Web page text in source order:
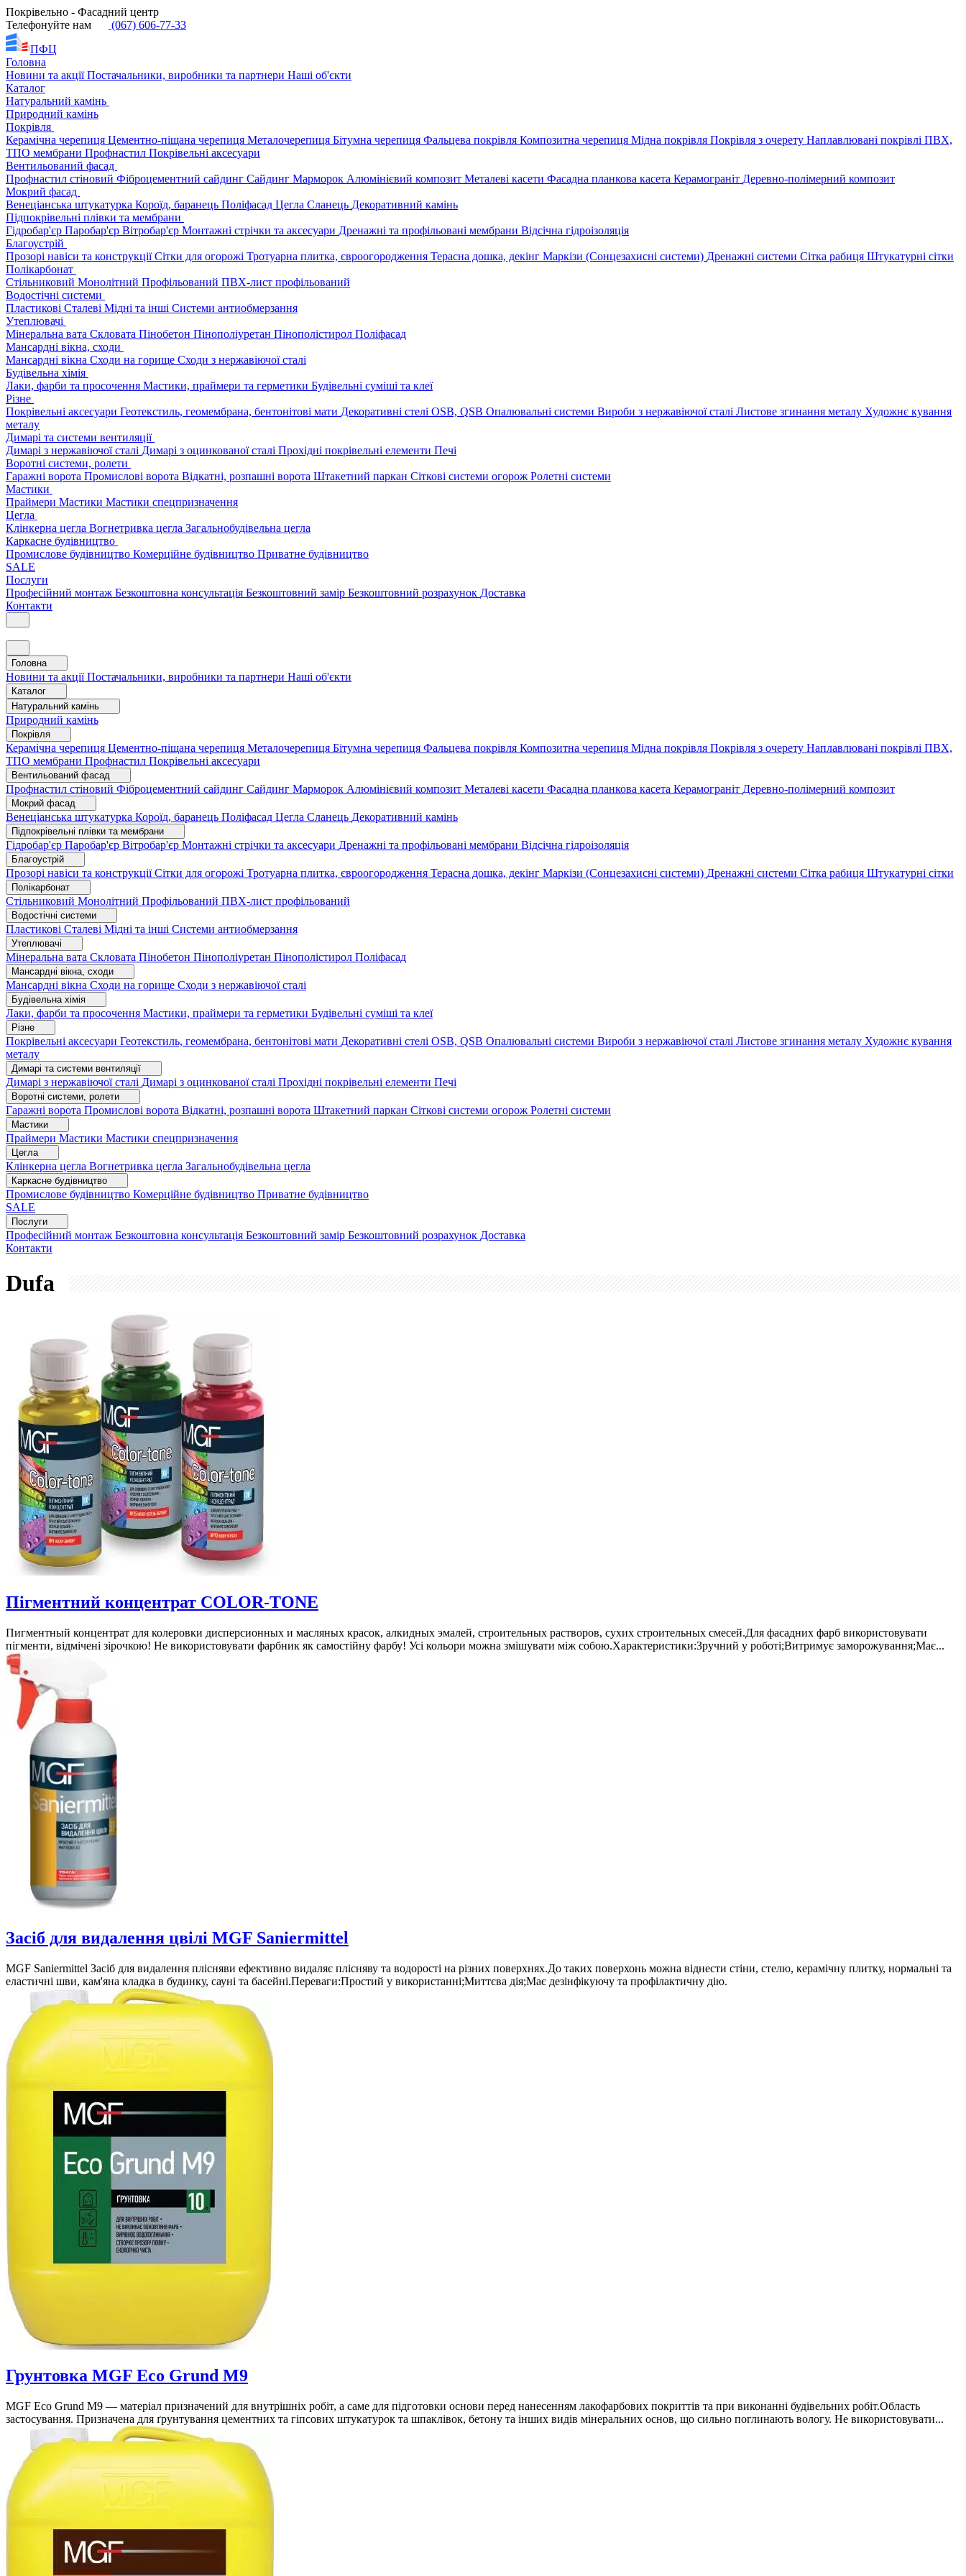
Покрівельно - Фасадний центр
Телефонуйте нам
(067) 606-77-33
ПФЦ
Головна
Новини та акціїПостачальники, виробники та партнери Наші об'єкти
Каталог
Натуральний камінь
Природний камінь
Покрівля
Керамічна черепиця Цементно-піщана черепиця Металочерепиця Бітумна черепиця Фальцева покрівля Композитна черепиця Мідна покрівля Покрівля з очерету Наплавлювані покрівлі ПВХ,
ТПО мембрани Профнастил Покрівельні аксесуари
Вентильований фасад
Профнастил стіновий Фіброцементний сайдинг Сайдинг Марморок Алюмінієвий композит Металеві касети Фасадна планкова касета Керамограніт Деревно-полімерний композит
Мокрий фасад
Венеціанська штукатурка Короїд, баранець Поліфасад Цегла Сланець Декоративний камінь
Підпокрівельні плівки та мембрани
Гідробар'єр Паробар'єр Вітробар'єр Монтажні стрічки та аксесуари Дренажні та профільовані мембрани Відсічна гідроізоляція
Благоустрій
Прозорі навіси та конструкціїСітки для огорожі Тротуарна плитка, євроогородження Терасна дошка, декінг Маркізи (Сонцезахисні системи) Дренажні системи Сітка рабиця Штукатурні сітки
Полікарбонат
Стільниковий Монолітний Профільований ПВХ-лист профільований
Водостічні системи
Пластикові Сталеві Мідні та інші Системи антиобмерзання
Утеплювачі
Мінеральна вата Скловата Пінобетон Пінополіуретан Пінополістирол Поліфасад
Мансардні вікна, сходи
Мансардні вікна Сходи на горище Сходи з нержавіючої сталі
Будівельна хімія
Лаки, фарби та просочення Мастики, праймери та герметики Будівельні суміші та клеї
Різне
Покрівельні аксесуари Геотекстиль, геомембрана, бентонітові мати Декоративні стелі OSB, QSB Опалювальні системи Вироби з нержавіючої сталі Листове згинання металу Художнє кування
металу
Димарі та системи вентиляції
Димарі з нержавіючої сталі Димарі з оцинкованої сталі Прохідні покрівельні елементи Печі
Воротні системи, ролети
Гаражні ворота Промислові ворота Відкатні, розпашні ворота Штакетний паркан Сіткові системи огорож Ролетні системи
Мастики
Праймери Мастики Мастики спецпризначення
Цегла
Клінкерна цегла Вогнетривка цегла Загальнобудівельна цегла
Каркасне будівництво
Промислове будівництво Комерційне будівництво Приватне будівництво
SALE
Послуги
Професійний монтаж Безкоштовна консультація Безкоштовний замір Безкоштовний розрахунок Доставка
Контакти
Головна
Новини та акціїПостачальники, виробники та партнери Наші об'єкти
Каталог
Натуральний камінь
Природний камінь
Покрівля
Керамічна черепиця Цементно-піщана черепиця Металочерепиця Бітумна черепиця Фальцева покрівля Композитна черепиця Мідна покрівля Покрівля з очерету Наплавлювані покрівлі ПВХ,
ТПО мембрани Профнастил Покрівельні аксесуари
Вентильований фасад
Профнастил стіновий Фіброцементний сайдинг Сайдинг Марморок Алюмінієвий композит Металеві касети Фасадна планкова касета Керамограніт Деревно-полімерний композит
Мокрий фасад
Венеціанська штукатурка Короїд, баранець Поліфасад Цегла Сланець Декоративний камінь
Підпокрівельні плівки та мембрани
Гідробар'єр Паробар'єр Вітробар'єр Монтажні стрічки та аксесуари Дренажні та профільовані мембрани Відсічна гідроізоляція
Благоустрій
Прозорі навіси та конструкціїСітки для огорожі Тротуарна плитка, євроогородження Терасна дошка, декінг Маркізи (Сонцезахисні системи) Дренажні системи Сітка рабиця Штукатурні сітки
Полікарбонат
Стільниковий Монолітний Профільований ПВХ-лист профільований
Водостічні системи
Пластикові Сталеві Мідні та інші Системи антиобмерзання
Утеплювачі
Мінеральна вата Скловата Пінобетон Пінополіуретан Пінополістирол Поліфасад
Мансардні вікна, сходи
Мансардні вікна Сходи на горище Сходи з нержавіючої сталі
Будівельна хімія
Лаки, фарби та просочення Мастики, праймери та герметики Будівельні суміші та клеї
Різне
Покрівельні аксесуари Геотекстиль, геомембрана, бентонітові мати Декоративні стелі OSB, QSB Опалювальні системи Вироби з нержавіючої сталі Листове згинання металу Художнє кування
металу
Димарі та системи вентиляції
Димарі з нержавіючої сталі Димарі з оцинкованої сталі Прохідні покрівельні елементи Печі
Воротні системи, ролети
Гаражні ворота Промислові ворота Відкатні, розпашні ворота Штакетний паркан Сіткові системи огорож Ролетні системи
Мастики
Праймери Мастики Мастики спецпризначення
Цегла
Клінкерна цегла Вогнетривка цегла Загальнобудівельна цегла
Каркасне будівництво
Промислове будівництво Комерційне будівництво Приватне будівництво
SALE
Послуги
Професійний монтаж Безкоштовна консультація Безкоштовний замір Безкоштовний розрахунок Доставка
Контакти
Dufa
Пігментний концентрат COLOR-TONE
Пигментный концентрат для колеровки дисперсионных и масляных красок, алкидных эмалей, строительных растворов, сухих строительных смесей.Для фасадних фарб використовувати
пігменти, відмічені зірочкою! Не використовувати фарбник як самостійну фарбу! Усі кольори можна змішувати між собою.Характеристики:Зручний у роботі;Витримує заморожування;Має...
Засіб для видалення цвілі MGF Saniermittel
MGF Saniermittel Засіб для видалення плісняви ​​ефективно видаляє плісняву та водорості на різних поверхнях.До таких поверхонь можна віднести стіни, стелю, керамічну плитку, нормальні та
еластичні шви, кам'яна кладка в будинку, сауні та басейні.Переваги:Простий у використанні;Миттєва дія;Має дезінфікуючу та профілактичну дію.
Грунтовка MGF Eco Grund M9
MGF Eco Grund M9 — матеріал призначений для внутрішніх робіт, а саме для підготовки основи перед нанесенням лакофарбових покриттів та при виконанні будівельних робіт.Область
застосування. Призначена для ґрунтування цементних та гіпсових штукатурок та шпаклівок, бетону та інших видів мінеральних основ, що сильно поглинають вологу. Не використовувати...